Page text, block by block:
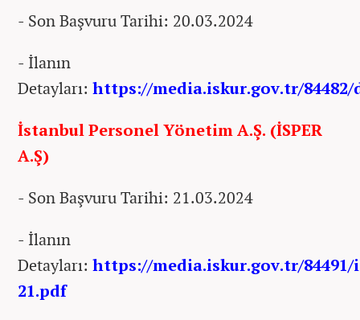
- Son Başvuru Tarihi: 20.03.2024
- İlanın
Detayları: https://media.iskur.gov.tr/84482/
İstanbul Personel Yönetim A.Ş. (İSPER
A.Ş)
- Son Başvuru Tarihi: 21.03.2024
- İlanın
Detayları: https://media.iskur.gov.tr/84491/
21.pdf